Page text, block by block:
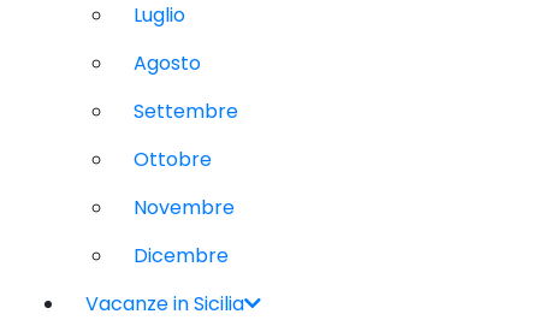
Luglio
Agosto
Settembre
Ottobre
Novembre
Dicembre
Vacanze in Sicilia